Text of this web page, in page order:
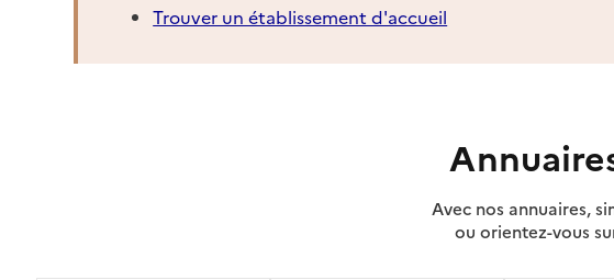
Trouver un établissement d'accueil
Avec nos annuaires,
ou orientez-vous